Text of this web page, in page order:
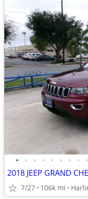
• • • • • • • • •
7/27 106k mi